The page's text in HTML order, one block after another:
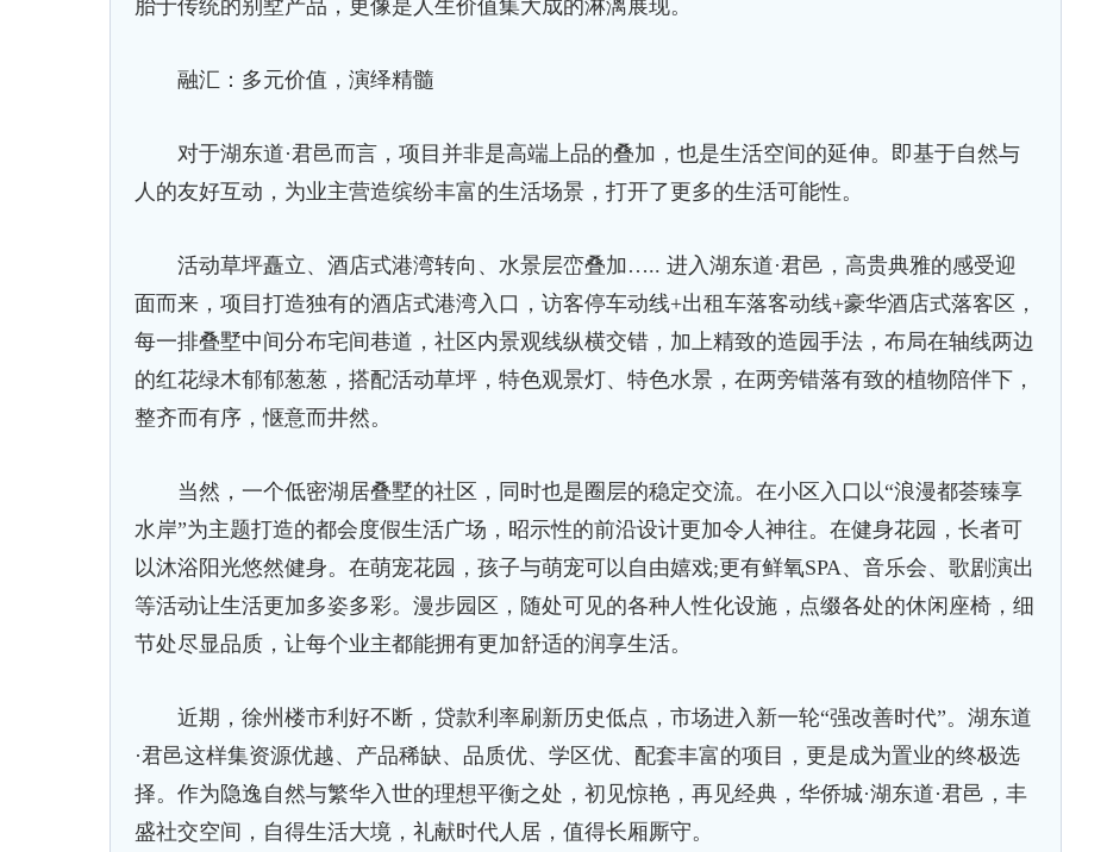
胎于传统的别墅产品，更像是人生价值集大成的淋漓展现。
融汇：多元价值，演绎精髓
对于湖东道·君邑而言，项目并非是高端上品的叠加，也是生活空间的延伸。即基于自然与
人的友好互动，为业主营造缤纷丰富的生活场景，打开了更多的生活可能性。
活动草坪矗立、酒店式港湾转向、水景层峦叠加….. 进入湖东道·君邑，高贵典雅的感受迎
面而来，项目打造独有的酒店式港湾入口，访客停车动线+出租车落客动线+豪华酒店式落客区，
每一排叠墅中间分布宅间巷道，社区内景观线纵横交错，加上精致的造园手法，布局在轴线两边
的红花绿木郁郁葱葱，搭配活动草坪，特色观景灯、特色水景，在两旁错落有致的植物陪伴下，
整齐而有序，惬意而井然。
当然，一个低密湖居叠墅的社区，同时也是圈层的稳定交流。在小区入口以“浪漫都荟臻享
水岸”为主题打造的都会度假生活广场，昭示性的前沿设计更加令人神往。在健身花园，长者可
以沐浴阳光悠然健身。在萌宠花园，孩子与萌宠可以自由嬉戏;更有鲜氧SPA、音乐会、歌剧演出
等活动让生活更加多姿多彩。漫步园区，随处可见的各种人性化设施，点缀各处的休闲座椅，细
节处尽显品质，让每个业主都能拥有更加舒适的润享生活。
近期，徐州楼市利好不断，贷款利率刷新历史低点，市场进入新一轮“强改善时代”。湖东道
·君邑这样集资源优越、产品稀缺、品质优、学区优、配套丰富的项目，更是成为置业的终极选
择。作为隐逸自然与繁华入世的理想平衡之处，初见惊艳，再见经典，华侨城·湖东道·君邑，丰
盛社交空间，自得生活大境，礼献时代人居，值得长厢厮守。